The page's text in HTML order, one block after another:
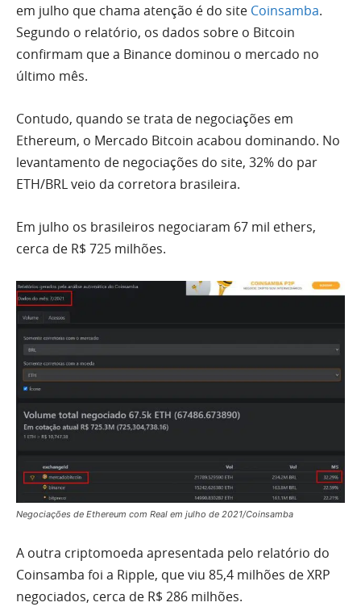
em julho que chama atenção é do site Coinsamba.
Segundo o relatório, os dados sobre o Bitcoin
confirmam que a Binance dominou o mercado no
último mês.
Contudo, quando se trata de negociações em
Ethereum, o Mercado Bitcoin acabou dominando. No
levantamento de negociações do site, 32% do par
ETH/BRL veio da corretora brasileira.
Em julho os brasileiros negociaram 67 mil ethers,
cerca de R$ 725 milhões.
Negociações de Ethereum com Real em julho de 2021/Coinsamba
A outra criptomoeda apresentada pelo relatório do
Coinsamba foi a Ripple, que viu 85,4 milhões de XRP
negociados, cerca de R$ 286 milhões.